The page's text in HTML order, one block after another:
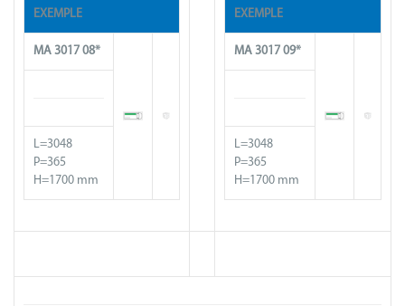
EXEMPLE
MA 3017 08*
L=3048
P=365
H=1700 mm
EXEMPLE
MA 3017 09*
L=3048
P=365
H=1700 mm